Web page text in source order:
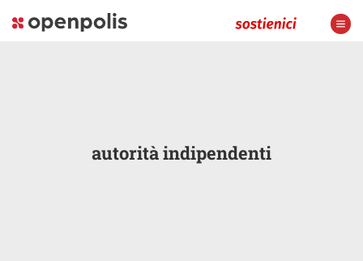
autorità indipendenti